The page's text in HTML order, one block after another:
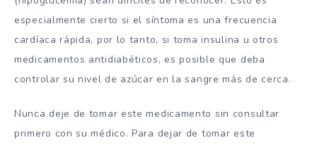
especialmente cierto si el síntoma es una frecuencia
cardíaca rápida, por lo tanto, si toma insulina u otros
medicamentos antidiabéticos, es posible que deba
controlar su nivel de azúcar en la sangre más de cerca.
Nunca deje de tomar este medicamento sin consultar
primero con su médico. Para dejar de tomar este